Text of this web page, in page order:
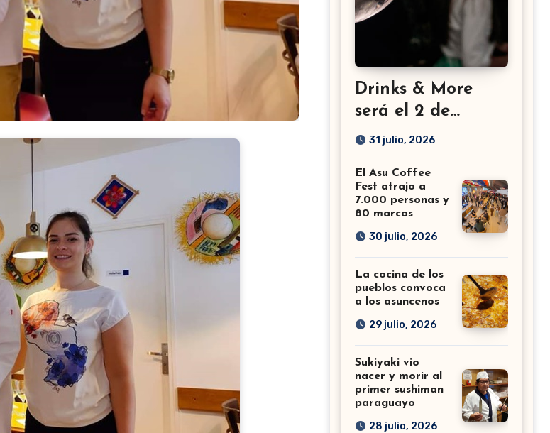
Drinks & More
será el 2 de
setiembre en el
31 julio, 2026
El Asu Coffee
Fest atrajo a
7.000 personas y
80 marcas
30 julio, 2026
La cocina de los
pueblos convoca
a los asuncenos
29 julio, 2026
Sukiyaki vio
nacer y morir al
primer sushiman
paraguayo
28 julio, 2026